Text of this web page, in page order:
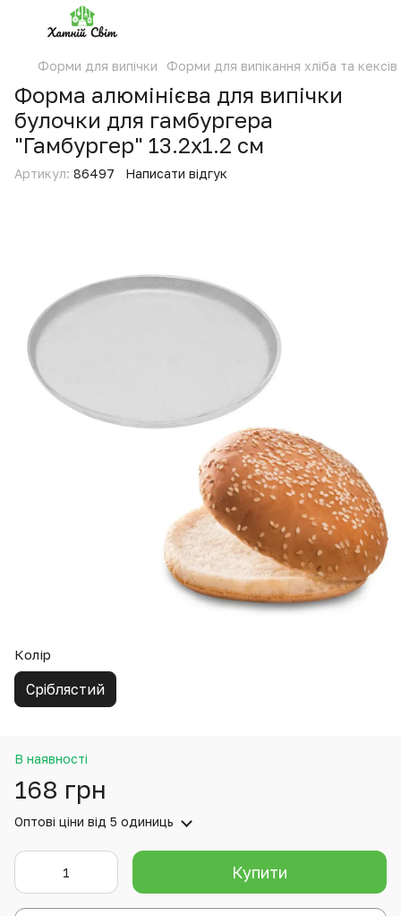
Форми для випічки Форми для випікання хліба та кексів
Форма алюмінієва для випічки
булочки для гамбургера
"Гамбургер" 13.2x1.2 см
Артикул: 86497 Написати відгук
Колір
Сріблястий
В наявності
168 грн
Оптові ціни від 5 одиниць
Купити